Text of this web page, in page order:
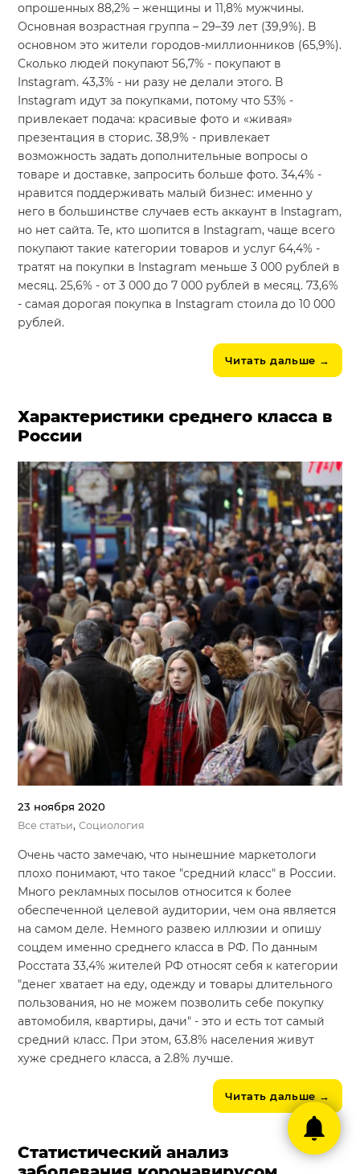
опрошенных 88,2% – женщины и 11,8% мужчины.
Основная возрастная группа – 29–39 лет (39,9%). В
основном это жители городов-миллионников (65,9%).
Сколько людей покупают 56,7% - покупают в
Instagram. 43,3% - ни разу не делали этого. В
Instagram идут за покупками, потому что 53% -
привлекает подача: красивые фото и «живая»
презентация в сторис. 38,9% - привлекает
возможность задать дополнительные вопросы о
товаре и доставке, запросить больше фото. 34,4% -
нравится поддерживать малый бизнес: именно у
него в большинстве случаев есть аккаунт в Instagram,
но нет сайта. Те, кто шопится в Instagram, чаще всего
покупают такие категории товаров и услуг 64,4% -
тратят на покупки в Instagram меньше 3 000 рублей в
месяц. 25,6% - от 3 000 до 7 000 рублей в месяц. 73,6%
- самая дорогая покупка в Instagram стоила до 10 000
рублей.
Читать дальше →
Характеристики среднего класса в
России
23 ноября 2020
Все статьи,Социология
Очень часто замечаю, что нынешние маркетологи
плохо понимают, что такое "средний класс" в России.
Много рекламных посылов относится к более
обеспеченной целевой аудитории, чем она является
на самом деле. Немного развею иллюзии и опишу
соцдем именно среднего класса в РФ. По данным
Росстата 33,4% жителей РФ относят себя к категории
"денег хватает на еду, одежду и товары длительного
пользования, но не можем позволить себе покупку
автомобиля, квартиры, дачи" - это и есть тот самый
средний класс. При этом, 63.8% населения живут
хуже среднего класса, а 2.8% лучше.
Читать дальше→
Статистический анализ